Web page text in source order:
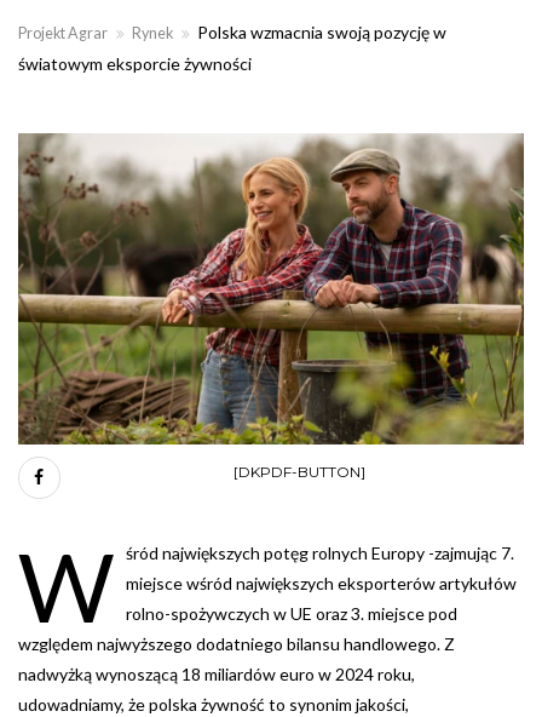
Projekt Agrar Rynek
Polska wzmacnia swoją pozycję w
światowym eksporcie żywności
[DKPDF-BUTTON]
W śród największych potęg rolnych Europy -zajmując 7.
miejsce wśród największych eksporterów artykułów
rolno-spożywczych w UE oraz 3. miejsce pod
względem najwyższego dodatniego bilansu handlowego. Z
nadwyżką wynoszącą 18 miliardów euro w 2024 roku,
udowadniamy, że polska żywność to synonim jakości,